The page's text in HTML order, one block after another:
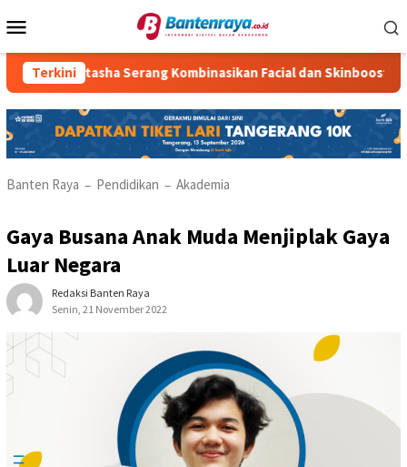
ke
Mobile
Terkini
Natasha Serang Kombinasikan Facial dan Skinbooster untuk
Banten Raya – Pendidikan – Akademia
Gaya Busana Anak Muda Menjiplak Gaya
Luar Negara
Redaksi Banten Raya
Senin, 21 November 2022